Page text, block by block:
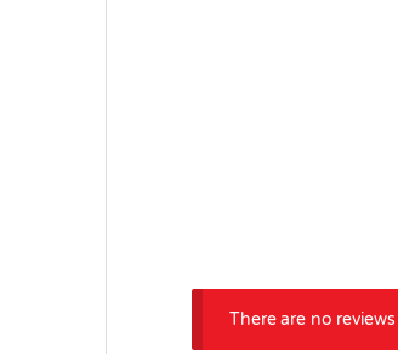
There are no